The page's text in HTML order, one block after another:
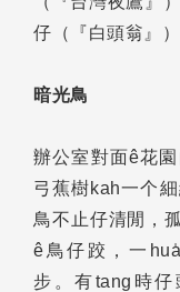
仔（『白頭翁』
暗光鳥
辦公室對面ê花
弓蕉樹kah一个
鳥不止仔清閒，
ê鳥仔跤，一
步。有tang時